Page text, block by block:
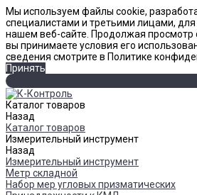
Мы используем файлы cookie,
специалистами и третьими лицами,
нашем веб-сайте. Продолжая просмотр
вы принимаете условия его
сведения смотрите в Политике
Принять
Каталог товаров
Назад
Каталог товаров
Измерительный инструмент
Назад
Измерительный инструмент
Метр складной
Набор мер угловых призматических